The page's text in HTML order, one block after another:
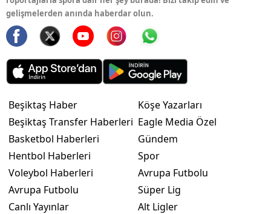
gelişmelerden anında haberdar olun.
Beşiktaş Haber
Beşiktaş Transfer Haberleri
Basketbol Haberleri
Hentbol Haberleri
Voleybol Haberleri
Avrupa Futbolu
Canlı Yayınlar
Köşe Yazarları
Eagle Media Özel
Gündem
Spor
Avrupa Futbolu
Süper Lig
Alt Ligler